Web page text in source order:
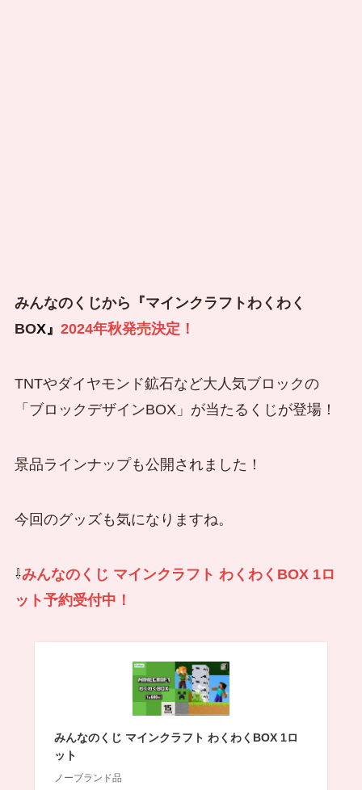
みんなのくじから『マインクラフトわくわく
BOX』 2024年秋発売決定！
TNTやダイヤモンド鉱石など大人気ブロックの
「ブロックデザインBOX」が当たるくじが登場！
景品ラインナップも公開されました！
今回のグッズも気になりますね。
⇩みんなのくじ マインクラフト わくわくBOX 1ロ
ット予約受付中！
みんなのくじ マインクラフト わくわくBOX 1ロ
ット
ノーブランド品